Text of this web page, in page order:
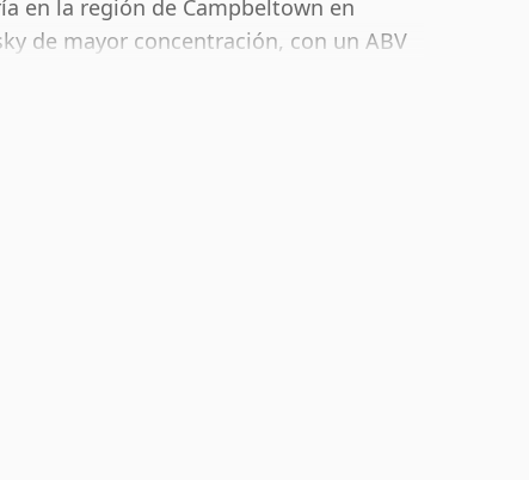
en la región de Campbeltown en
de mayor concentración, con un ABV
habitual de 70 cl.